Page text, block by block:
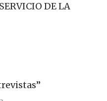
DE LA